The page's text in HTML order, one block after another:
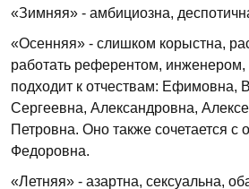
«Зимняя» - амбициозна,
«Осенняя» - слишком корыстна,
работать референтом,
подходит к отчествам: Ефимовна,
Сергеевна, Александровна,
Петровна. Оно также сочетается с
Федоровна.
«Летняя» - азартна, сексуальна,